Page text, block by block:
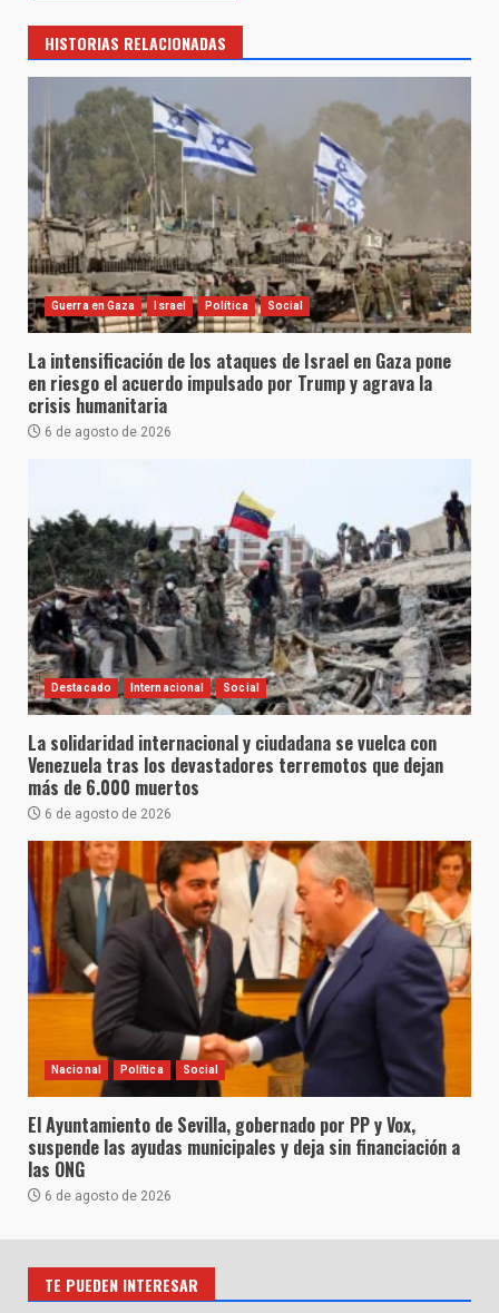
HISTORIAS RELACIONADAS
Guerra en Gaza Israel Política Social
La intensificación de los ataques de Israel en Gaza pone
en riesgo el acuerdo impulsado por Trump y agrava la
crisis humanitaria
6 de agosto de 2026
Destacado Internacional Social
La solidaridad internacional y ciudadana se vuelca con
Venezuela tras los devastadores terremotos que dejan
más de 6.000 muertos
6 de agosto de 2026
Nacional Política Social
El Ayuntamiento de Sevilla, gobernado por PP y Vox,
suspende las ayudas municipales y deja sin financiación a
las ONG
6 de agosto de 2026
TE PUEDEN INTERESAR